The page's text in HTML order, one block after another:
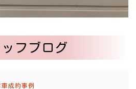
フブログ
成約事例